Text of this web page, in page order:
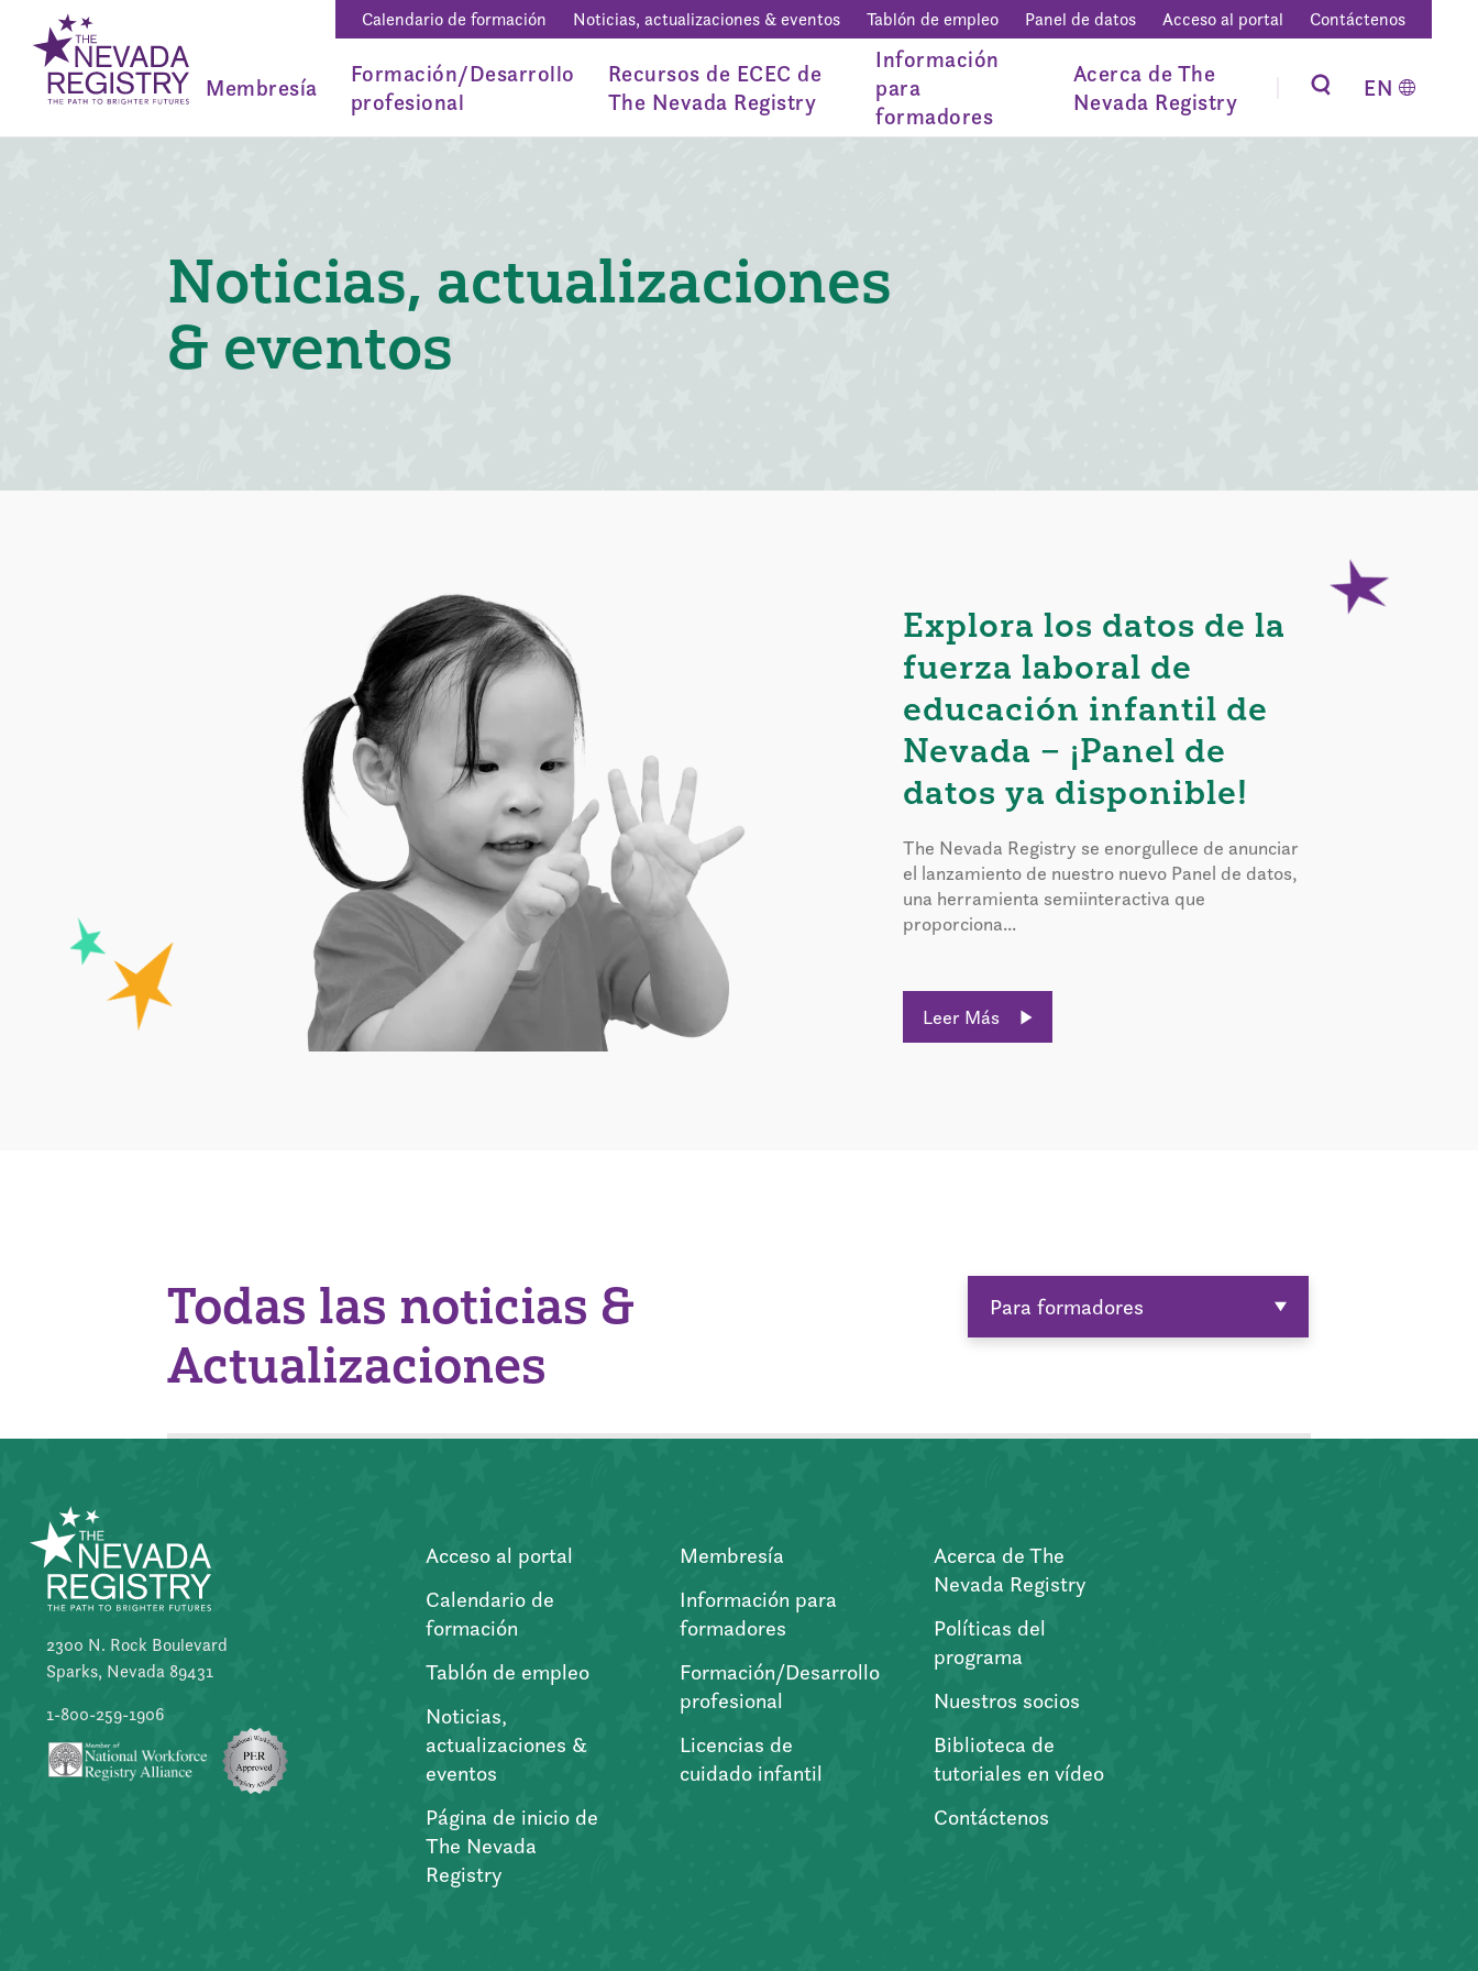
Calendario de formación Noticias, actualizaciones & eventos Tablón de empleo Panel de datos Acceso al portal Contáctenos
Membresía
Formación/Desarrollo
profesional
Recursos de ECEC de
The Nevada Registry
Información
para
formadores
Acerca de The
Nevada Registry
EN
Noticias, actualizaciones
& eventos
Explora los datos de la
fuerza laboral de
educación infantil de
Nevada – ¡Panel de
datos ya disponible!
The Nevada Registry se enorgullece de anunciar
el lanzamiento de nuestro nuevo Panel de datos,
una herramienta semiinteractiva que
proporciona...
Leer Más
Todas las noticias &
Actualizaciones
Para formadores
2300 N. Rock Boulevard
Sparks, Nevada 89431
1-800-259-1906
Acceso al portal
Calendario de
formación
Tablón de empleo
Noticias,
actualizaciones &
eventos
Página de inicio de
The Nevada
Registry
Membresía
Información para
formadores
Formación/Desarrollo
profesional
Licencias de
cuidado infantil
Acerca de The
Nevada Registry
Políticas del
programa
Nuestros socios
Biblioteca de
tutoriales en vídeo
Contáctenos